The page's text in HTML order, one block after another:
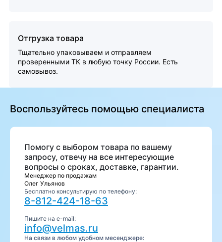
Отгрузка товара
Тщательно упаковываем и отправляем
проверенными ТК в любую точку России. Есть
самовывоз.
Воспользуйтесь помощью специалиста
Помогу с выбором товара по вашему
запросу, отвечу на все интересующие
вопросы о сроках, доставке, гарантии.
Менеджер по продажам
Олег Ульянов
Бесплатно консультирую по телефону:
8-812-424-18-63
Пишите на e-mail:
info@velmas.ru
На связи в любом удобном месенджере: